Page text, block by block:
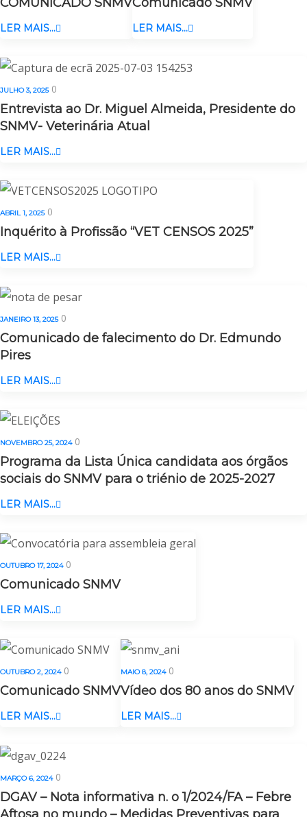
LER MAIS... LER MAIS...
JULHO 3, 2025 0
Entrevista ao Dr. Miguel Almeida, Presidente do
SNMV- Veterinária Atual
LER MAIS...
ABRIL 1, 2025 0
Inquérito à Profissão “VET CENSOS 2025”
LER MAIS...
JANEIRO 13, 2025 0
Comunicado de falecimento do Dr. Edmundo
Pires
LER MAIS...
NOVEMBRO 25, 2024 0
Programa da Lista Única candidata aos órgãos
sociais do SNMV para o triénio de 2025-2027
LER MAIS...
OUTUBRO 17, 2024 0
Comunicado SNMV
LER MAIS...
OUTUBRO 2, 2024 0
Comunicado SNMV
LER MAIS...
MAIO 8, 2024 0
Vídeo dos 80 anos do SNMV
LER MAIS...
MARÇO 6, 2024 0
DGAV – Nota informativa n. o 1/2024/FA – Febre